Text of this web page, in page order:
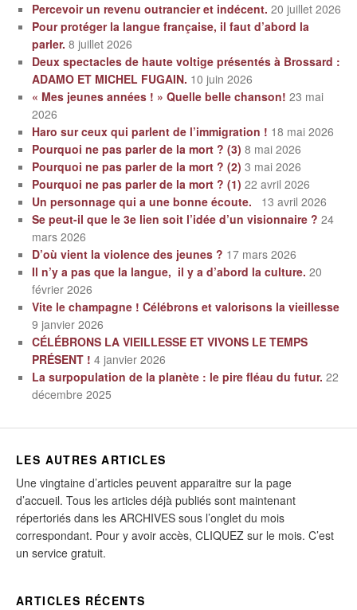
Percevoir un revenu outrancier et indécent. 20 juillet 2026
Pour protéger la langue française, il faut d’abord la
parler. 8 juillet 2026
Deux spectacles de haute voltige présentés à Brossard :
ADAMO ET MICHEL FUGAIN. 10 juin 2026
« Mes jeunes années ! » Quelle belle chanson! 23 mai
2026
Haro sur ceux qui parlent de l’immigration ! 18 mai 2026
Pourquoi ne pas parler de la mort ? (3) 8 mai 2026
Pourquoi ne pas parler de la mort ? (2) 3 mai 2026
Pourquoi ne pas parler de la mort ? (1) 22 avril 2026
Un personnage qui a une bonne écoute.
13 avril 2026
Se peut-il que le 3e lien soit l’idée d’un visionnaire ? 24
mars 2026
D’où vient la violence des jeunes ? 17 mars 2026
Il n’y a pas que la langue, il y a d’abord la culture. 20
février 2026
Vite le champagne ! Célébrons et valorisons la vieillesse
9 janvier 2026
CÉLÉBRONS LA VIEILLESSE ET VIVONS LE TEMPS
PRÉSENT ! 4 janvier 2026
La surpopulation de la planète : le pire fléau du futur. 22
décembre 2025
LES AUTRES ARTICLES
Une vingtaine d’articles peuvent apparaitre sur la page
d’accueil. Tous les articles déjà publiés sont maintenant
répertoriés dans les ARCHIVES sous l’onglet du mois
correspondant. Pour y avoir accès, CLIQUEZ sur le mois. C’est
un service gratuit.
ARTICLES RÉCENTS